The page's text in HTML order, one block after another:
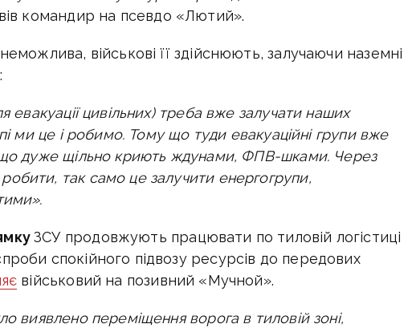
командир на псевдо «Лютий».
військові її здійснюють, залучаючи наземні
евакуації цивільних) треба вже залучати наших
ми це і робимо. Тому що туди евакуаційні групи вже
дуже щільно криють ждунами, ФПВ-шками. Через
так само це залучити енергогрупи,
ЗСУ продовжують працювати по тиловій логістиці
спокійного підвозу ресурсів до передових
військовий на позивний «Мучной».
виявлено переміщення ворога в тиловій зоні,